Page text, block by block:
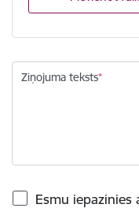
Ziņojuma teksts
Esmu